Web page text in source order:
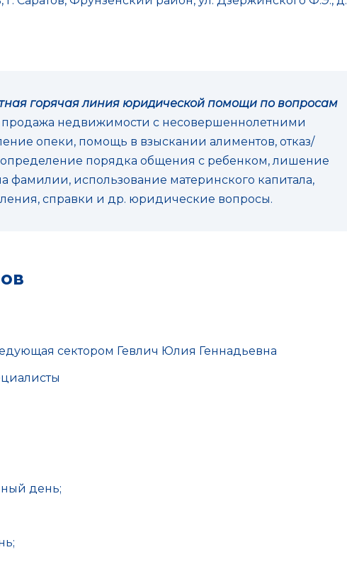
горячая линия юридической помощи по вопросам
продажа недвижимости с несовершеннолетними
опеки, помощь в взыскании алиментов, отказ/
определение порядка общения с ребенком, лишение
фамилии, использование материнского капитала,
справки и др. юридические вопросы.
сектором Гевлич Юлия Геннадьевна
день;